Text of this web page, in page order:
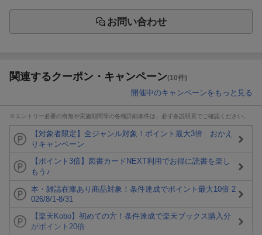
お問い合わせ
関連するクーポン・キャンペーン(10件)
開催中のキャンペーンをもっと見る
※エントリー必要の有無や実施期間等の各種詳細条件は、必ず各説明頁でご確認ください。
【対象者限定】全ジャンル対象！ポイント最大3倍 おかえ
りキャンペーン
【ポイント3倍】図書カードNEXT利用でお得に読書を楽し
もう♪
本・雑誌在庫あり商品対象！条件達成でポイント最大10倍 2
026/8/1-8/31
【楽天Kobo】初めての方！条件達成で楽天ブックス購入分
がポイント20倍